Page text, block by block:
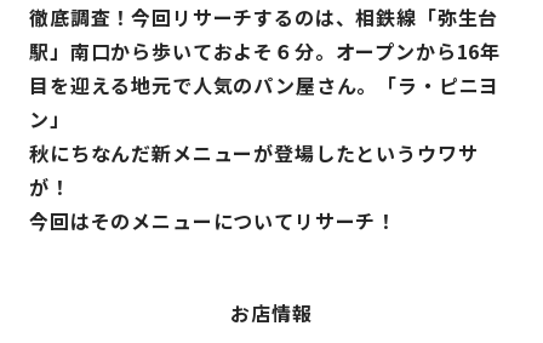
徹底調査！今回リサーチするのは、相鉄線「弥生台
駅」南口から歩いておよそ６分。オープンから16年
目を迎える地元で人気のパン屋さん。「ラ・ピニヨ
ン」
秋にちなんだ新メニューが登場したというウワサ
が！
今回はそのメニューについてリサーチ！
お店情報